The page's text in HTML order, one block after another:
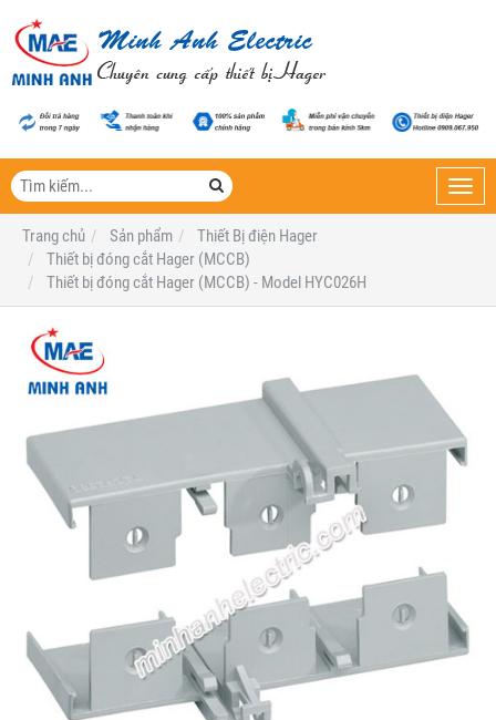
Trang chủ
Sản phẩm
Thiết Bị điện Hager
Thiết bị đóng cắt Hager (MCCB)
Thiết bị đóng cắt Hager (MCCB) - Model HYC026H